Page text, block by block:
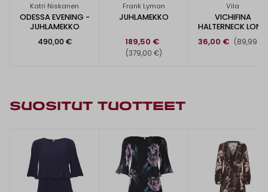
Katri Niskanen
ODESSA EVENING -
JUHLAMEKKO
490,00 €
Frank Lyman
JUHLAMEKKO
189,50 €
(379,00 €)
Vila
VICHIFINA
HALTERNECK LONG
-MEKKO
36,00 € (89,99 €)
SUOSITUT TUOTTEET